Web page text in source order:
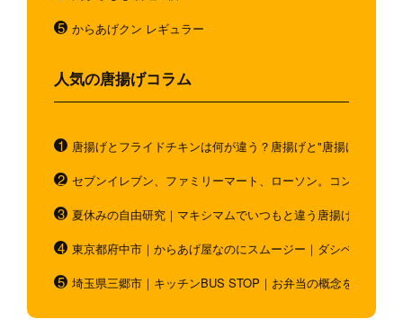
からあげクン レギュラー
人気の唐揚げコラム
唐揚げとフライドチキンは何が違う？唐揚げと"唐揚げと似て
セブンイレブン、ファミリーマート、ローソン。コンビニの
夏休みの自由研究｜マキシマムでいつもと違う唐揚げを作ろう
東京都府中市｜からあげ屋なのにスムージー｜ダシベース唐
埼玉県三郷市｜キッチンBUS STOP｜お弁当の概念を超越！